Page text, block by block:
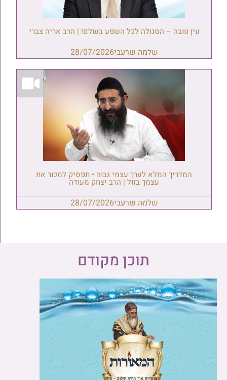
עין טובה – הסגולה לכל השפע בעולם! | הרב אריה צברי
שלמה שרעבי28/07/2026
המדריך המלא לערך עצמי גבוה • תפסיק למכור את
עצמך בזול | הרב יצחק מעודה
שלמה שרעבי28/07/2026
תוכן מקודם